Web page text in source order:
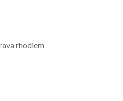
rhodiem